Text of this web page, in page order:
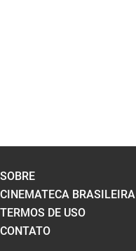
SOBRE
CINEMATECA BRASILEIRA
TERMOS DE USO
CONTATO